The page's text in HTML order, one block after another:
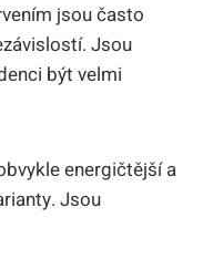
jsou často
Jsou
být velmi
energičtější a
Jsou